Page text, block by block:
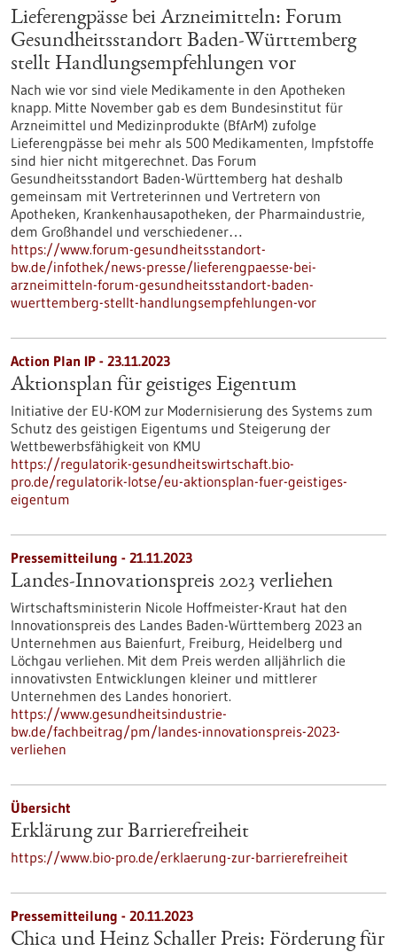
Lieferengpässe bei Arzneimitteln: Forum
Gesundheitsstandort Baden-Württemberg
stellt Handlungsempfehlungen vor
Nach wie vor sind viele Medikamente in den Apotheken
knapp. Mitte November gab es dem Bundesinstitut für
Arzneimittel und Medizinprodukte (BfArM) zufolge
Lieferengpässe bei mehr als 500 Medikamenten, Impfstoffe
sind hier nicht mitgerechnet. Das Forum
Gesundheitsstandort Baden-Württemberg hat deshalb
gemeinsam mit Vertreterinnen und Vertretern von
Apotheken, Krankenhausapotheken, der Pharmaindustrie,
dem Großhandel und verschiedener…
https://www.forum-gesundheitsstandort-
bw.de/infothek/news-presse/lieferengpaesse-bei-
arzneimitteln-forum-gesundheitsstandort-baden-
wuerttemberg-stellt-handlungsempfehlungen-vor
Action Plan IP - 23.11.2023
Aktionsplan für geistiges Eigentum
Initiative der EU-KOM zur Modernisierung des Systems zum
Schutz des geistigen Eigentums und Steigerung der
Wettbewerbsfähigkeit von KMU
https://regulatorik-gesundheitswirtschaft.bio-
pro.de/regulatorik-lotse/eu-aktionsplan-fuer-geistiges-
eigentum
Pressemitteilung - 21.11.2023
Landes-Innovationspreis 2023 verliehen
Wirtschaftsministerin Nicole Hoffmeister-Kraut hat den
Innovationspreis des Landes Baden-Württemberg 2023 an
Unternehmen aus Baienfurt, Freiburg, Heidelberg und
Löchgau verliehen. Mit dem Preis werden alljährlich die
innovativsten Entwicklungen kleiner und mittlerer
Unternehmen des Landes honoriert.
https://www.gesundheitsindustrie-
bw.de/fachbeitrag/pm/landes-innovationspreis-2023-
verliehen
Übersicht
Erklärung zur Barrierefreiheit
https://www.bio-pro.de/erklaerung-zur-barrierefreiheit
Pressemitteilung - 20.11.2023
Chica und Heinz Schaller Preis: Förderung für